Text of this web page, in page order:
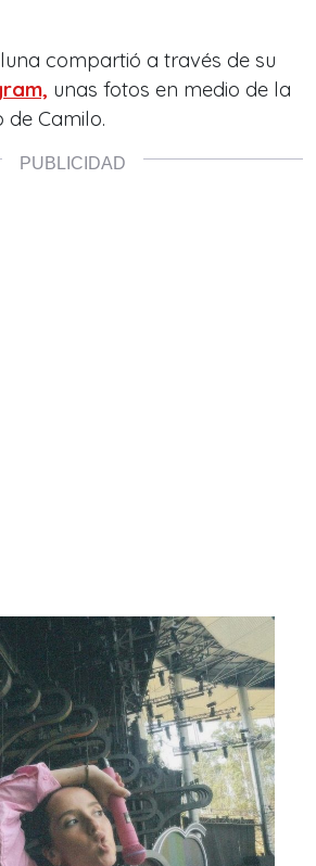
compartió a través de su
unas fotos en medio de la
de Camilo.